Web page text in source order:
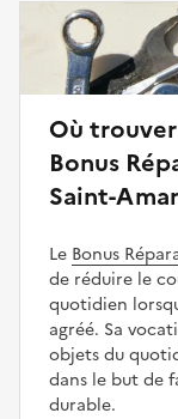
Où
Bonus
Saint-
Le Bonus
de réduire le
quotidien
agréé. Sa
objets du
dans le but de
durable.